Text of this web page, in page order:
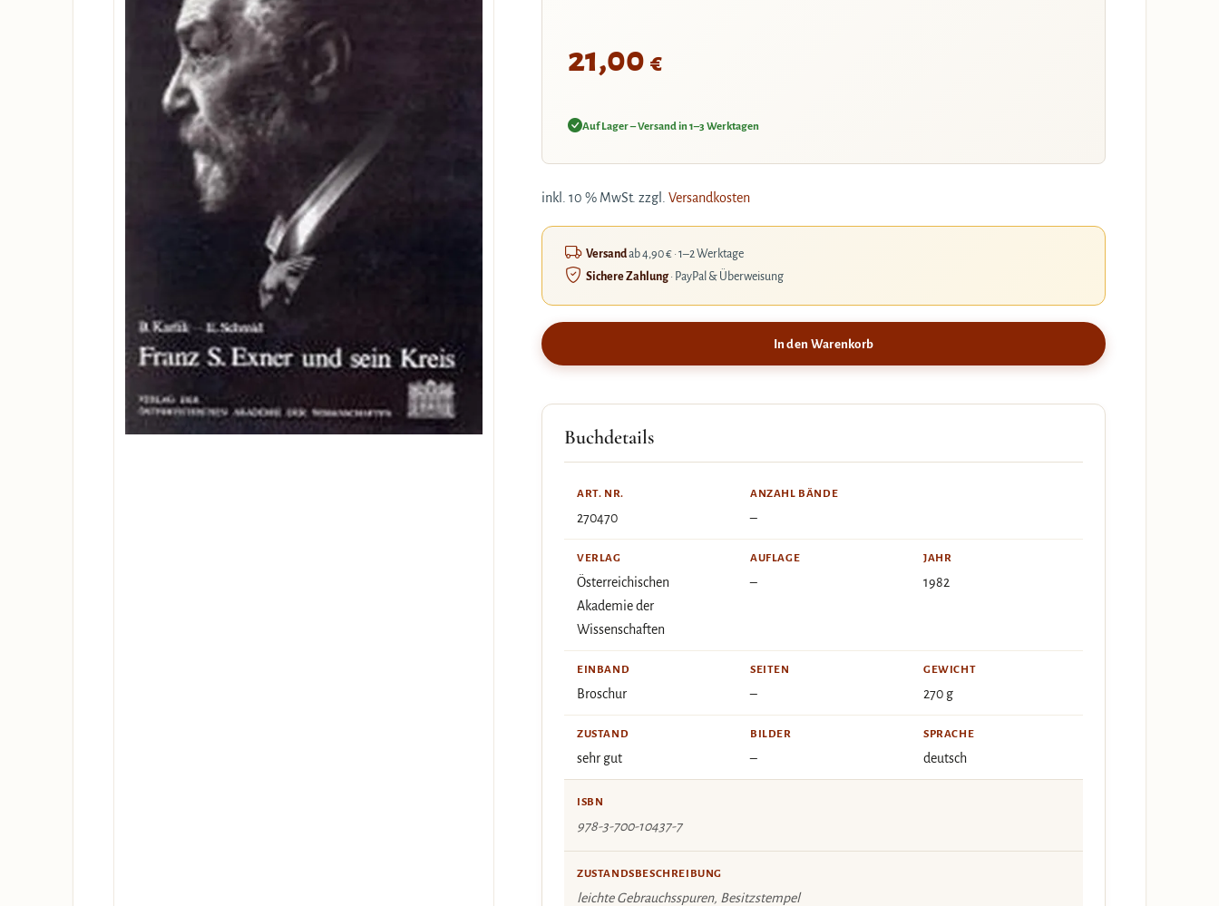
21,00 €
Auf Lager – Versand in 1–3 Werktagen
inkl. 10 % MwSt. zzgl. Versandkosten
Versandab 4,90 € · 1–2 Werktage
Sichere Zahlung· PayPal & Überweisung
In den Warenkorb
Buchdetails
ART. NR.
270470
ANZAHL BÄNDE
–
VERLAG
Österreichischen
Akademie der
Wissenschaften
AUFLAGE
–
JAHR
1982
EINBAND
Broschur
SEITEN
–
GEWICHT
270 g
ZUSTAND
sehr gut
BILDER
–
SPRACHE
deutsch
ISBN
978-3-700-10437-7
ZUSTANDSBESCHREIBUNG
leichte Gebrauchsspuren, Besitzstempel